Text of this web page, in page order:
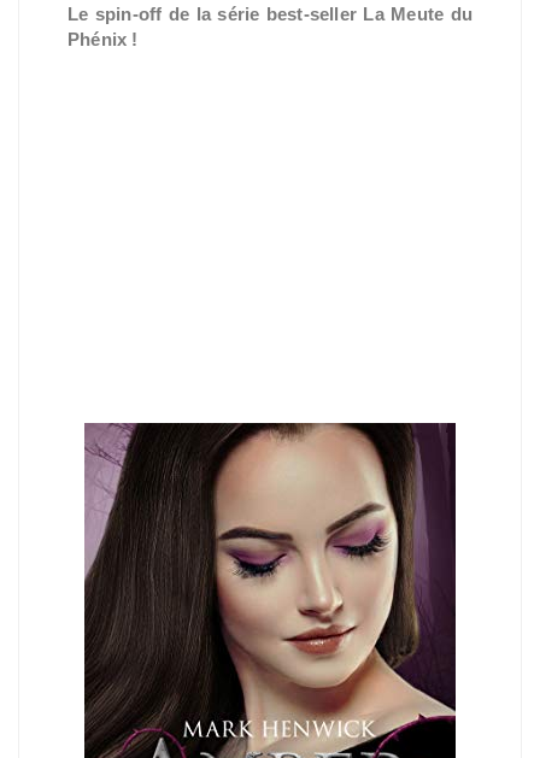
Le spin-off de la série best-seller La Meute du
Phénix !